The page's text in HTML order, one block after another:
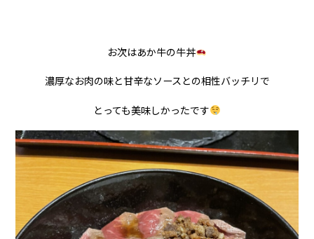
お次はあか牛の牛丼
濃厚なお肉の味と甘辛なソースとの相性バッチリで
とっても美味しかったです